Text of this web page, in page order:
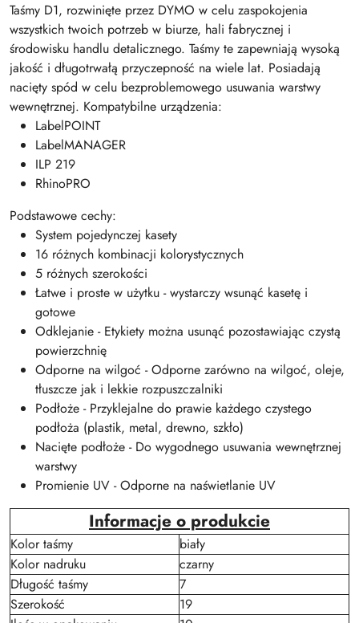
Taśmy D1, rozwinięte przez DYMO w celu zaspokojenia
wszystkich twoich potrzeb w biurze, hali fabrycznej i
środowisku handlu detalicznego. Taśmy te zapewniają wysoką
jakość i długotrwałą przyczepność na wiele lat. Posiadają
nacięty spód w celu bezproblemowego usuwania warstwy
wewnętrznej. Kompatybilne urządzenia:
LabelPOINT
LabelMANAGER
ILP 219
RhinoPRO
Podstawowe cechy:
System pojedynczej kasety
16 różnych kombinacji kolorystycznych
5 różnych szerokości
Łatwe i proste w użytku - wystarczy wsunąć kasetę i
gotowe
Odklejanie - Etykiety można usunąć pozostawiając czystą
powierzchnię
Odporne na wilgoć - Odporne zarówno na wilgoć, oleje,
tłuszcze jak i lekkie rozpuszczalniki
Podłoże - Przyklejalne do prawie każdego czystego
podłoża (plastik, metal, drewno, szkło)
Nacięte podłoże - Do wygodnego usuwania wewnętrznej
warstwy
Promienie UV - Odporne na naświetlanie UV
Informacje o produkcie
Kolor taśmy
biały
Kolor nadruku
czarny
Długość taśmy
7
Szerokość
19